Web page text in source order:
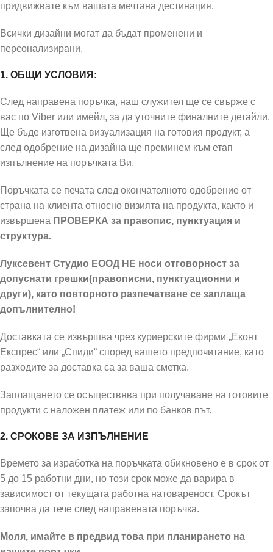
придвижвате към вашата мечтана дестинация.
Всички дизайни могат да бъдат променени и
персонализирани.
1. ОБЩИ УСЛОВИЯ:
След направена поръчка, наш служител ще се свърже с
вас по Viber или имейл, за да уточните финалните детайли.
Ще бъде изготвена визуализация на готовия продукт, а
след одобрение на дизайна ще преминем към етап
изпълнение на поръчката Ви.
Поръчката се печата след окончателното одобрение от
страна на клиента относно визията на продукта, както и
извършена ПРОВЕРКА за правопис, пунктуация и
структура.
Луксевент Студио ЕООД НЕ носи отговорност за
допуснати грешки(правописни, пунктуационни и
други), като повторното разпечатване се заплаща
допълнително!
Доставката се извършва чрез куриерските фирми „Еконт
Експрес“ или „Спиди“ според вашето предпочитание, като
разходите за доставка са за ваша сметка.
Заплащането се осъществява при получаване на готовите
продукти с наложен платеж или по банков път.
2. СРОКОВЕ ЗА ИЗПЪЛНЕНИЕ
Времето за изработка на поръчката обикновено е в срок от
5 до 15 работни дни, но този срок може да варира в
зависимост от текущата работна натовареност. Срокът
започва да тече след направената поръчка.
Моля, имайте в предвид това при планирането на